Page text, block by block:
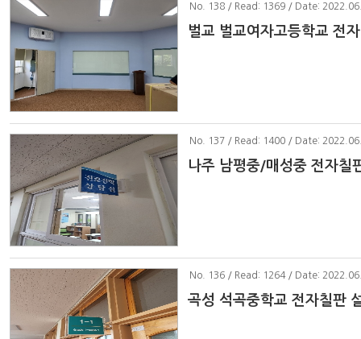
No . 138 / Read: 1369 / Date:
벌교 벌교여자고등학교 전
No . 137 / Read: 1400 / Date:
나주 남평중/매성중 전자칠
No . 136 / Read: 1264 / Date:
곡성 석곡중학교 전자칠판